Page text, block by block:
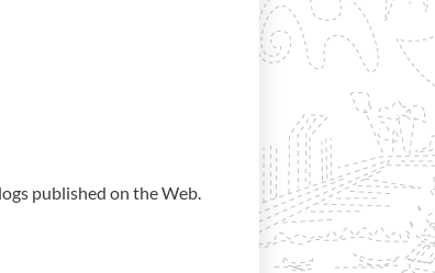
published on the Web.